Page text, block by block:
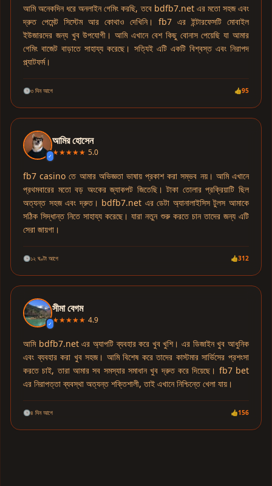
আমি অনেকদিন ধরে অনলাইন গেমিং করছি, তবে bdfb7.net এর মতো সহজ এবং
দ্রুত পেমেন্ট সিস্টেম আর কোথাও দেখিনি। fb7 এর ইন্টারফেসটি মোবাইল
ইউজারদের জন্য খুব উপযোগী। আমি এখানে বেশ কিছু বোনাস পেয়েছি যা আমার
গেমিং বাজেট বাড়াতে সাহায্য করেছে। সত্যিই এটি একটি বিশ্বস্ত এবং নিরাপদ
প্ল্যাটফর্ম।
🕒৩ দিন আগে 👍95
✓
আমির হোসেন
★★★★★ 5.0
fb7 casino তে আমার অভিজ্ঞতা ভাষায় প্রকাশ করা সম্ভব নয়। আমি এখানে
প্রথমবারের মতো বড় অংকের জ্যাকপট জিতেছি। টাকা তোলার প্রক্রিয়াটি ছিল
অত্যন্ত সহজ এবং দ্রুত। bdfb7.net এর ডেটা অ্যানালাইসিস টুলস আমাকে
সঠিক সিদ্ধান্ত নিতে সাহায্য করেছে। যারা নতুন শুরু করতে চান তাদের জন্য এটি
সেরা জায়গা।
🕒১২ ঘণ্টা আগে 👍312
✓
সীমা বেগম
★★★★★ 4.9
আমি bdfb7.net এর অ্যাপটি ব্যবহার করে খুব খুশি। এর ডিজাইন খুব আধুনিক
এবং ব্যবহার করা খুব সহজ। আমি বিশেষ করে তাদের কাস্টমার সার্ভিসের প্রশংসা
করতে চাই, তারা আমার সব সমস্যার সমাধান খুব দ্রুত করে দিয়েছে। fb7 bet
এর নিরাপত্তা ব্যবস্থা অত্যন্ত শক্তিশালী, তাই এখানে নিশ্চিন্তে খেলা যায়।
🕒৪ দিন আগে 👍156